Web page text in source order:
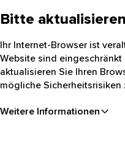
Bitte
Ihr Internet-Browser ist
Website sind
aktualisieren Sie Ihren
mögliche Sicherheitsrisiken
Weitere Informationen